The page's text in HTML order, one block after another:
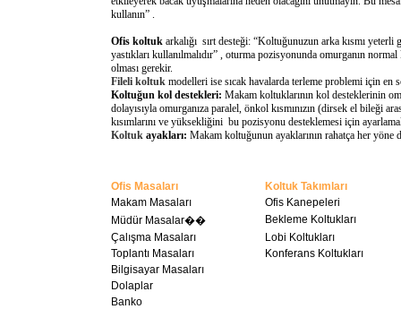
kullanın” .
Ofis koltuk arkalığı sırt desteği: “Koltuğunuzun arka kısmı
yastıkları kullanılmalıdır” , oturma pozisyonunda omurganın
olması gerekir.
Fileli koltuk modelleri ise sıcak havalarda terleme problemi için
Koltuğun kol destekleri: Makam koltuklarının kol desteklerinin
dolayısıyla omurganıza paralel, önkol kısmınızın (dirsek el bileği
kısımlarını ve yüksekliğini bu pozisyonu desteklemesi için
Koltuk ayakları: Makam koltuğunun ayaklarının rahatça her
Ofis Masaları
Koltuk Takımları
Makam Masaları
Ofis Kanepeleri
Müdür Masalar��
Bekleme Koltukları
Çalışma Masaları
Lobi Koltukları
Toplantı Masaları
Konferans Koltukları
Bilgisayar Masaları
Dolaplar
Banko